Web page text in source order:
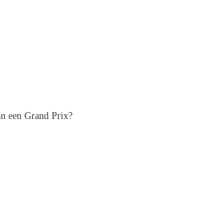
een Grand Prix?